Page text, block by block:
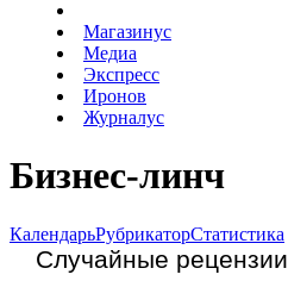
Магазинус
Медиа
Экспресс
Иронов
Журналус
Бизнес-линч
КалендарьРубрикаторСтатистика
Случайные рецензии